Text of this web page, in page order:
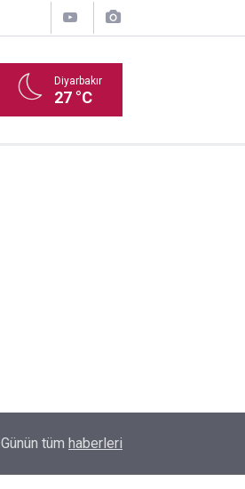
Diyarbakır
27 °C
Günün tüm haberleri